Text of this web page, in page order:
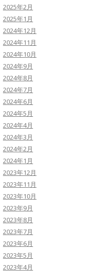
2025年2月
2025年1月
2024年12月
2024年11月
2024年10月
2024年9月
2024年8月
2024年7月
2024年6月
2024年5月
2024年4月
2024年3月
2024年2月
2024年1月
2023年12月
2023年11月
2023年10月
2023年9月
2023年8月
2023年7月
2023年6月
2023年5月
2023年4月